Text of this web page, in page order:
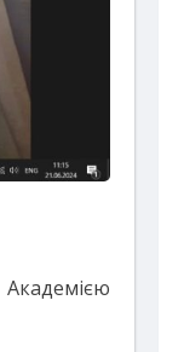
Академією